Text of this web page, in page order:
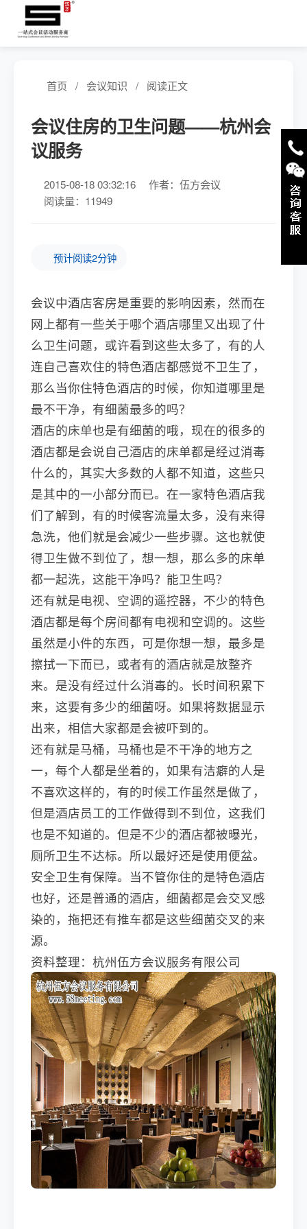
首页 / 会议知识 / 阅读正文
会议住房的卫生问题——杭州会
议服务
2015-08-18 03:32:16
作者：伍方会议
阅读量：11949
预计阅读2分钟
会议中酒店客房是重要的影响因素，然而在
网上都有一些关于哪个酒店哪里又出现了什
么卫生问题，或许看到这些太多了，有的人
连自己喜欢住的特色酒店都感觉不卫生了，
那么当你住特色酒店的时候，你知道哪里是
最不干净，有细菌最多的吗？
酒店的床单也是有细菌的哦，现在的很多的
酒店都是会说自己酒店的床单都是经过消毒
什么的，其实大多数的人都不知道，这些只
是其中的一小部分而已。在一家特色酒店我
们了解到，有的时候客流量太多，没有来得
急洗，他们就是会减少一些步骤。这也就使
得卫生做不到位了，想一想，那么多的床单
都一起洗，这能干净吗？能卫生吗？
还有就是电视、空调的遥控器，不少的特色
酒店都是每个房间都有电视和空调的。这些
虽然是小件的东西，可是你想一想，最多是
擦拭一下而已，或者有的酒店就是放整齐
来。是没有经过什么消毒的。长时间积累下
来，这要有多少的细菌呀。如果将数据显示
出来，相信大家都是会被吓到的。
还有就是马桶，马桶也是不干净的地方之
一，每个人都是坐着的，如果有洁癖的人是
不喜欢这样的，有的时候工作虽然是做了，
但是酒店员工的工作做得到不到位，这我们
也是不知道的。但是不少的酒店都被曝光，
厕所卫生不达标。所以最好还是使用便盆。
安全卫生有保障。当不管你住的是特色酒店
也好，还是普通的酒店，细菌都是会交叉感
染的，拖把还有推车都是这些细菌交叉的来
源。
资料整理：杭州伍方会议服务有限公司